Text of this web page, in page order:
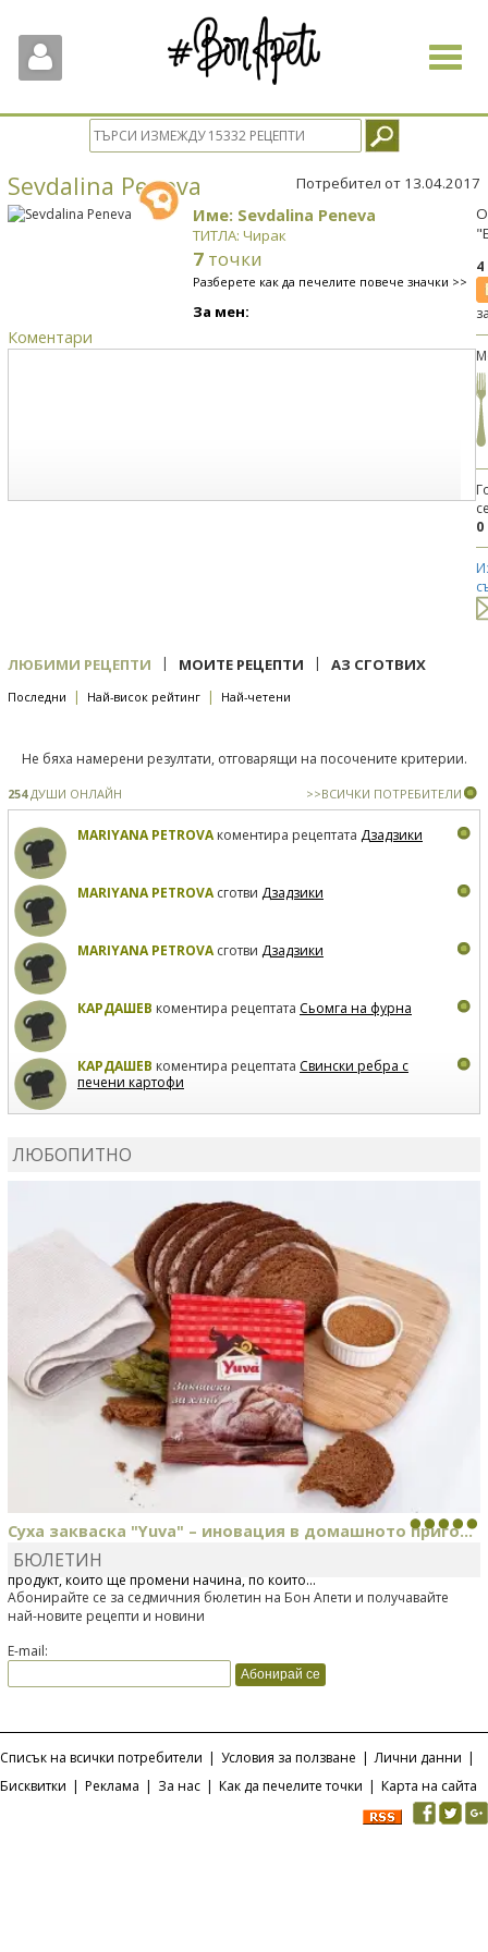
Toggle
Sevdalina Peneva Потребител от 13.04.2017
Име: Sevdalina Peneva
ТИТЛА: Чирак
7 точки
Разберете как да печелите повече значки >>
За мен:
Коментари
0
ЛЮБИМИ РЕЦЕПТИ | МОИТЕ РЕЦЕПТИ | АЗ СГОТВИХ
Последни | Най-висок рейтинг | Най-четени
Не бяха намерени резултати, отговарящи на посочените критерии.
254ДУШИ ОНЛАЙН >>ВСИЧКИ ПОТРЕБИТЕЛИ
MARIYANA PETROVAкоментира рецептата Дзадзики
MARIYANA PETROVAсготви Дзадзики
MARIYANA PETROVAсготви Дзадзики
КАРДАШЕВ коментира рецептата Сьомга на фурна
КАРДАШЕВ коментира рецептата Свински ребра с
печени картофи
ЛЮБОПИТНО
Суха закваска "Yuva" – иновация в домашното приго...
Отскоро Лесафр България стартира предлагането на изцяло нов
продукт, който ще промени начина, по който...
БЮЛЕТИН
Абонирайте се за седмичния бюлетин на Бон Апети и получавайте
най-новите рецепти и новини
E-mail:
Списък на всички потребители | Условия за ползване | Лични данни |
Бисквитки | Реклама | За нас | Как да печелите точки | Карта на сайта